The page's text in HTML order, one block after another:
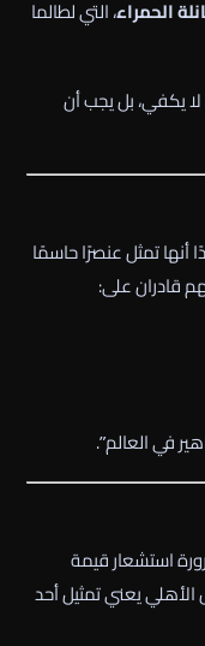
الحمراء، التي لطالما
لا يكفي، بل يجب أن
أنها تمثل عنصرًا حاسمًا
قادران على:
في العالم”.
استشعار قيمة
الأهلييعني تمثيل أحد